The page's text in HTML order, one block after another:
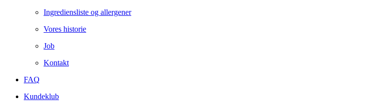
Ingrediensliste og allergener
Vores historie
Job
Kontakt
FAQ
Kundeklub